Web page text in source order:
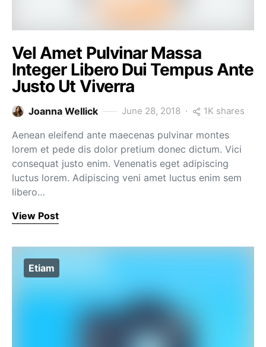
Vel Amet Pulvinar Massa
Integer Libero Dui Tempus Ante
Justo Ut Viverra
Joanna Wellick June 28, 2018 1K shares
Aenean eleifend ante maecenas pulvinar montes
lorem et pede dis dolor pretium donec dictum. Vici
consequat justo enim. Venenatis eget adipiscing
luctus lorem. Adipiscing veni amet luctus enim sem
libero…
View Post
Etiam